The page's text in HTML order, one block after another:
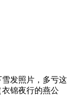
发照片，多亏这
锦夜行的燕公